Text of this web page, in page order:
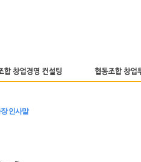
인사말